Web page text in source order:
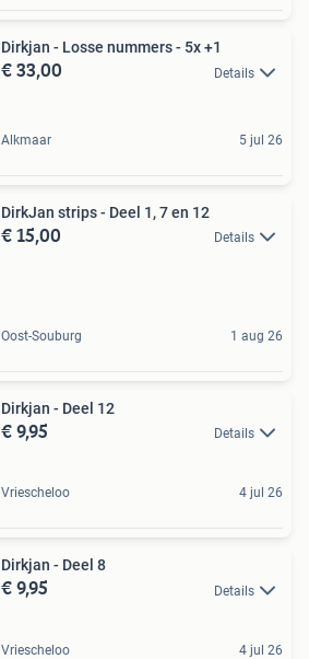
Dirkjan - Losse nummers - 5x +1
€ 33,00 Details
Alkmaar 5 jul 26
DirkJan strips - Deel 1, 7 en 12
€ 15,00 Details
Oost-Souburg 1 aug 26
Dirkjan - Deel 12
€ 9,95 Details
Vriescheloo 4 jul 26
Dirkjan - Deel 8
€ 9,95 Details
Vriescheloo 4 jul 26